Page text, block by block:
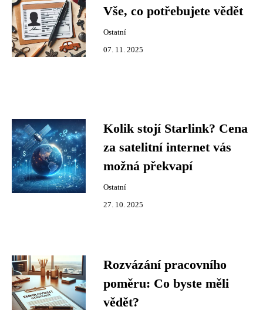
Vše, co potřebujete vědět
Ostatní
07. 11. 2025
Kolik stojí Starlink? Cena
za satelitní internet vás
možná překvapí
Ostatní
27. 10. 2025
Rozvázání pracovního
poměru: Co byste měli
vědět?